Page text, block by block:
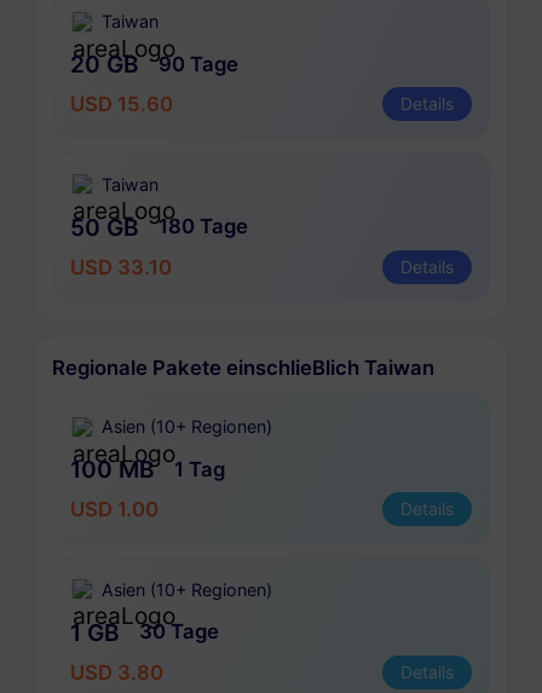
Taiwan
20 GB
90 Tage
USD 15.60
Details
Taiwan
50 GB
180 Tage
USD 33.10
Details
Regionale Pakete einschlieBlich Taiwan
Asien (10+ Regionen)
100 MB
1 Tag
USD 1.00
Details
Asien (10+ Regionen)
1 GB
30 Tage
USD 3.80
Details